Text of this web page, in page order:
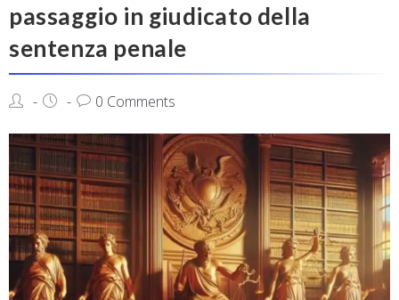
passaggio in giudicato della
sentenza penale
0 Comments